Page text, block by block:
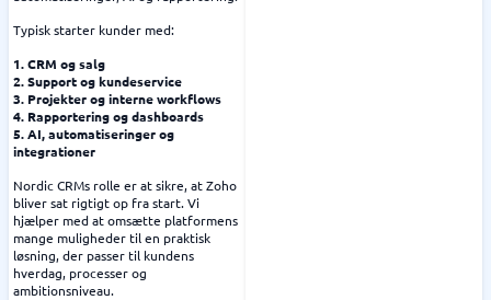
Typisk starter kunder med:
1. CRM og salg
2. Support og kundeservice
3. Projekter og interne workflows
4. Rapportering og dashboards
5. AI, automatiseringer og
integrationer
Nordic CRMs rolle er at sikre, at Zoho
bliver sat rigtigt op fra start. Vi
hjælper med at omsætte platformens
mange muligheder til en praktisk
løsning, der passer til kundens
hverdag, processer og
ambitionsniveau.